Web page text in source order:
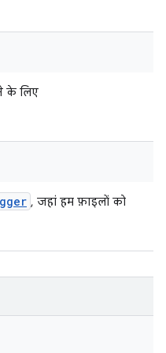
के लिए
, जहां हम फ़ाइलों को